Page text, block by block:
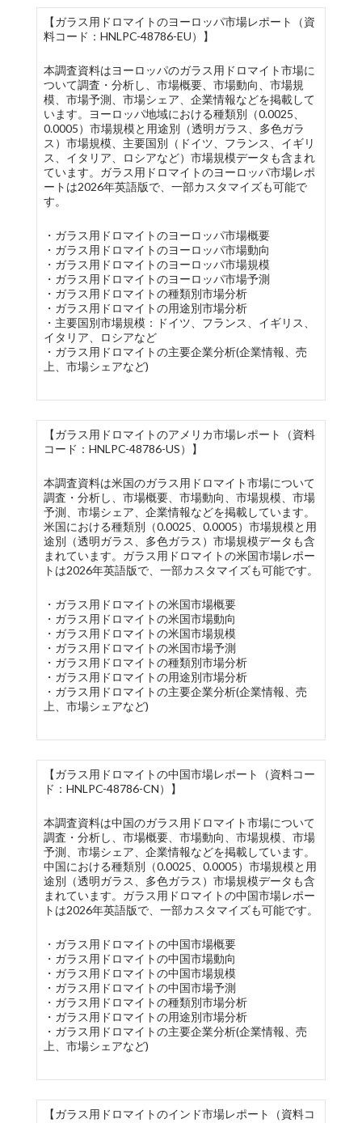
【ガラス用ドロマイトのヨーロッパ市場レポート（資
料コード：HNLPC-48786-EU）】
本調査資料はヨーロッパのガラス用ドロマイト市場に
ついて調査・分析し、市場概要、市場動向、市場規
模、市場予測、市場シェア、企業情報などを掲載して
います。ヨーロッパ地域における種類別（0.0025、
0.0005）市場規模と用途別（透明ガラス、多色ガラ
ス）市場規模、主要国別（ドイツ、フランス、イギリ
ス、イタリア、ロシアなど）市場規模データも含まれ
ています。ガラス用ドロマイトのヨーロッパ市場レポ
ートは2026年英語版で、一部カスタマイズも可能で
す。
・ガラス用ドロマイトのヨーロッパ市場概要
・ガラス用ドロマイトのヨーロッパ市場動向
・ガラス用ドロマイトのヨーロッパ市場規模
・ガラス用ドロマイトのヨーロッパ市場予測
・ガラス用ドロマイトの種類別市場分析
・ガラス用ドロマイトの用途別市場分析
・主要国別市場規模：ドイツ、フランス、イギリス、
イタリア、ロシアなど
・ガラス用ドロマイトの主要企業分析(企業情報、売
上、市場シェアなど)
【ガラス用ドロマイトのアメリカ市場レポート（資料
コード：HNLPC-48786-US）】
本調査資料は米国のガラス用ドロマイト市場について
調査・分析し、市場概要、市場動向、市場規模、市場
予測、市場シェア、企業情報などを掲載しています。
米国における種類別（0.0025、0.0005）市場規模と用
途別（透明ガラス、多色ガラス）市場規模データも含
まれています。ガラス用ドロマイトの米国市場レポー
トは2026年英語版で、一部カスタマイズも可能です。
・ガラス用ドロマイトの米国市場概要
・ガラス用ドロマイトの米国市場動向
・ガラス用ドロマイトの米国市場規模
・ガラス用ドロマイトの米国市場予測
・ガラス用ドロマイトの種類別市場分析
・ガラス用ドロマイトの用途別市場分析
・ガラス用ドロマイトの主要企業分析(企業情報、売
上、市場シェアなど)
【ガラス用ドロマイトの中国市場レポート（資料コー
ド：HNLPC-48786-CN）】
本調査資料は中国のガラス用ドロマイト市場について
調査・分析し、市場概要、市場動向、市場規模、市場
予測、市場シェア、企業情報などを掲載しています。
中国における種類別（0.0025、0.0005）市場規模と用
途別（透明ガラス、多色ガラス）市場規模データも含
まれています。ガラス用ドロマイトの中国市場レポー
トは2026年英語版で、一部カスタマイズも可能です。
・ガラス用ドロマイトの中国市場概要
・ガラス用ドロマイトの中国市場動向
・ガラス用ドロマイトの中国市場規模
・ガラス用ドロマイトの中国市場予測
・ガラス用ドロマイトの種類別市場分析
・ガラス用ドロマイトの用途別市場分析
・ガラス用ドロマイトの主要企業分析(企業情報、売
上、市場シェアなど)
【ガラス用ドロマイトのインド市場レポート（資料コ